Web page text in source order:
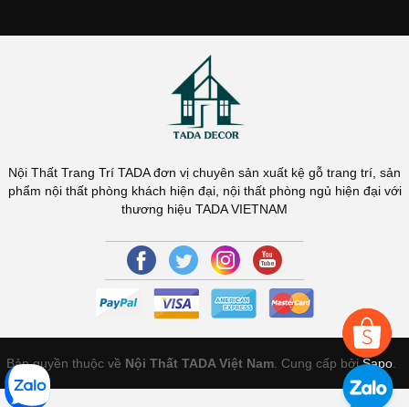
Nội Thất Trang Trí TADA đơn vị chuyên sản xuất kệ gỗ trang trí, sản
phẩm nội thất phòng khách hiện đại, nội thất phòng ngủ hiện đại với
thương hiệu TADA VIETNAM
Bản quyền thuộc về Nội Thất TADA Việt Nam . Cung cấp bởiSapo